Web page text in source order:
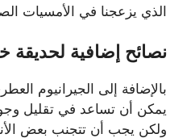
الذي يزعجنا في الأمسيات
نصائح إضافية لحديقة
بالإضافة إلى الجيرانيوم
يمكن أن تساعد في تقليل
ولكن يجب أن تتجنب بعض